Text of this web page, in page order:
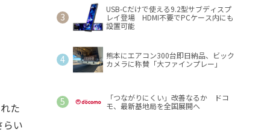
た
らい
USB-Cだけで使える9.2型サブディスプ
レイ登場 HDMI不要でPCケース内にも
設置可能
熊本にエアコン300台即日納品、ビック
カメラに称賛「大ファインプレー」
「つながりにくい」改善なるか ドコ
モ、最新基地局を全国展開へ